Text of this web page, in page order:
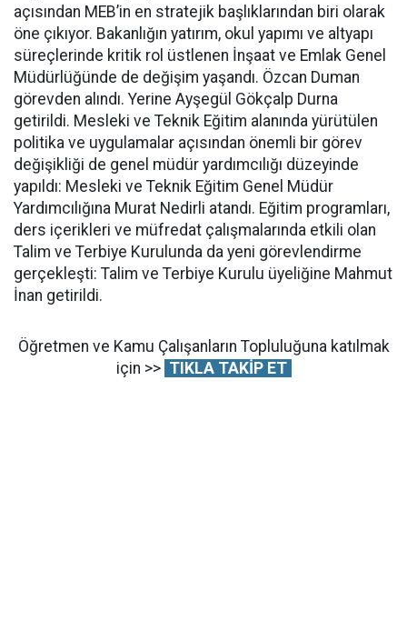
açısından MEB’in en stratejik başlıklarından biri olarak
öne çıkıyor. Bakanlığın yatırım, okul yapımı ve altyapı
süreçlerinde kritik rol üstlenen İnşaat ve Emlak Genel
Müdürlüğünde de değişim yaşandı. Özcan Duman
görevden alındı. Yerine Ayşegül Gökçalp Durna
getirildi. Mesleki ve Teknik Eğitim alanında yürütülen
politika ve uygulamalar açısından önemli bir görev
değişikliği de genel müdür yardımcılığı düzeyinde
yapıldı: Mesleki ve Teknik Eğitim Genel Müdür
Yardımcılığına Murat Nedirli atandı. Eğitim programları,
ders içerikleri ve müfredat çalışmalarında etkili olan
Talim ve Terbiye Kurulunda da yeni görevlendirme
gerçekleşti: Talim ve Terbiye Kurulu üyeliğine Mahmut
İnan getirildi.
Öğretmen ve Kamu Çalışanların Topluluğuna katılmak
için >> TIKLA TAKİP ET